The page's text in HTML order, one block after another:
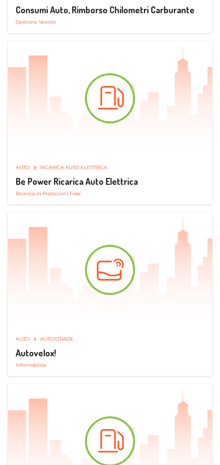
Consumi Auto, Rimborso Chilometri Carburante
Gestione Veicolo
AUTO RICARICA AUTO ELETTRICA
Be Power Ricarica Auto Elettrica
Ricarica in Postazioni Fisse
AUTO AUTOSTRADE
Autovelox!
Infomobilità